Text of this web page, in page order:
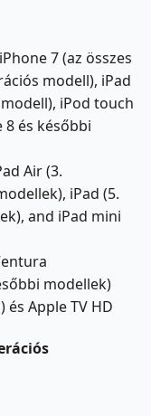
7 (az összes
modell), iPad
iPod touch
8 és későbbi
Air (3.
iPad (5.
and iPad mini
modellek)
és Apple TV HD